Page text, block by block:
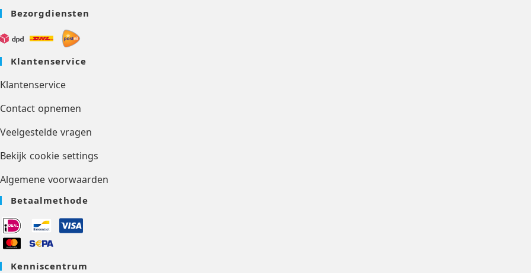
Bezorgdiensten
Klantenservice
Klantenservice
Contact opnemen
Veelgestelde vragen
Bekijk cookie settings
Algemene voorwaarden
Betaalmethode
Kenniscentrum